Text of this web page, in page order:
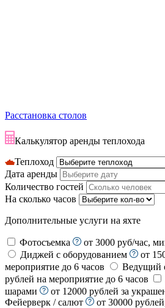
Расстановка столов
Калькулятор аренды теплохода
Теплоход
Дата аренды
Количество гостей
На сколько часов
Дополнительные услуги на яхте
Фотосъемка
от 3000 руб/час,
Диджей с оборудованием
от
мероприятие до 6 часов
Ведущий
рублей на мероприятие до 6 часов
шарами
от 12000 рублей за
Фейерверк / салют
от 30000